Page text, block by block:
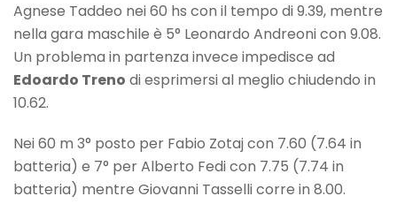
Agnese Taddeo nei 60 hs con il tempo di 9.39, mentre
nella gara maschile è 5° Leonardo Andreoni con 9.08.
Un problema in partenza invece impedisce ad
Edoardo Treno di esprimersi al meglio chiudendo in
10.62.
Nei 60 m 3° posto per Fabio Zotaj con 7.60 (7.64 in
batteria) e 7° per Alberto Fedi con 7.75 (7.74 in
batteria) mentre Giovanni Tasselli corre in 8.00.